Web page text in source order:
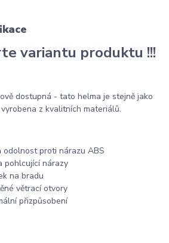
variantu produktu !!!
dostupná - tato helma je stejně jako
z kvalitních materiálů.
proti nárazu ABS
pohlcující nárazy
na bradu
větrací otvory
přizpůsobení